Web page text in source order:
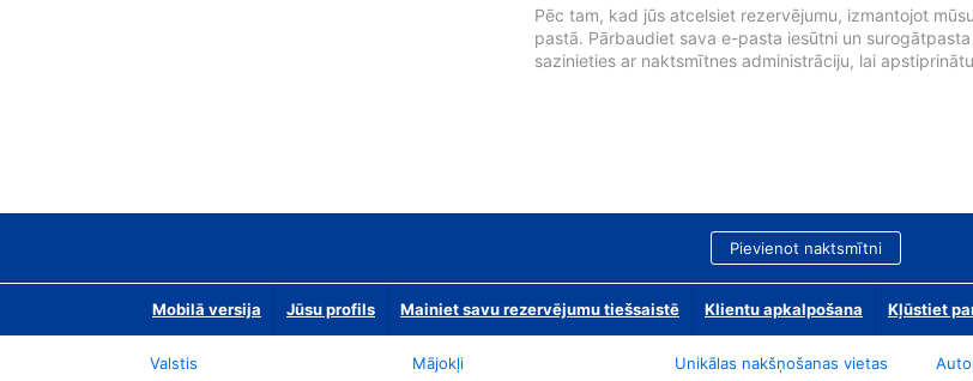
Pēc tam, kad jūs atcelsiet rezervējumu, izmantojot
pastā. Pārbaudiet sava e-pasta iesūtni un
sazinieties ar naktsmītnes administrāciju, lai
Pievienot naktsmītni
Mobilā versija Jūsu profils Mainiet savu rezervējumu tiešsaistē Klientu apkalpošana Kļūstiet
Valstis
Mājokļi
Unikālas nakšņošanas vietas